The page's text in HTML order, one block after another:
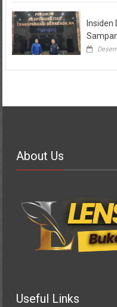
Insiden
About Us
Useful Links